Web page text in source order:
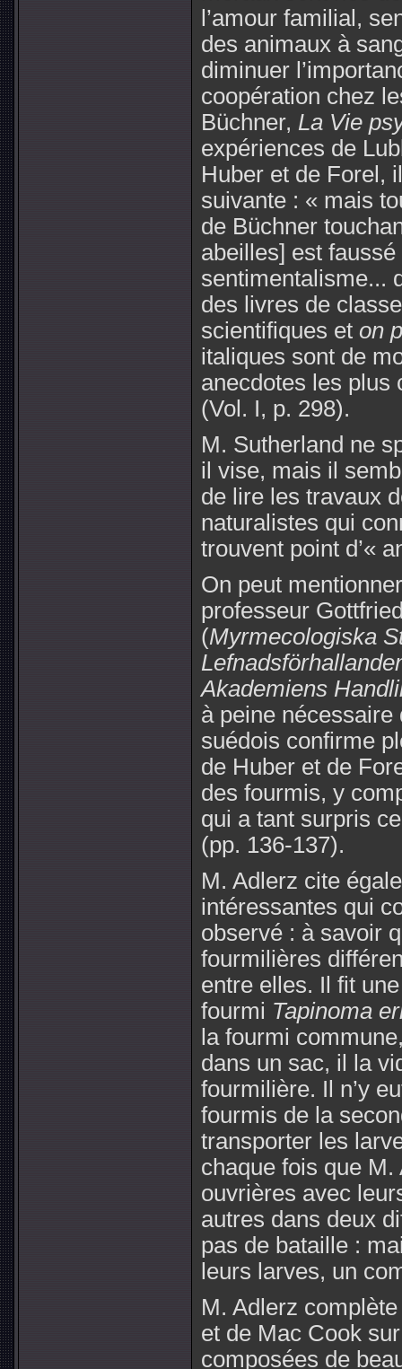
l’amour familial,
des animaux à
diminuer
coopération chez
Büchner, La Vie
expériences de
Huber et de Forel,
suivante : « mais
de Büchner
abeilles] est
sentimentalisme...
des livres de
scientifiques et on
italiques sont de
anecdotes les plus
(Vol. I, p. 298).
M. Sutherland ne
il vise, mais il
de lire les travaux
naturalistes qui
trouvent point d’«
On peut
professeur
(Myrmecologiska
Akademiens
à peine
suédois confirme
de Huber et de
des fourmis, y
qui a tant surpris
(pp. 136-137).
M. Adlerz cite
intéressantes qui
observé : à savoir
fourmilières
entre elles. Il fit
fourmi Tapinoma
la fourmi
dans un sac, il la
fourmilière. Il n’y
fourmis de la
transporter les
chaque fois que
ouvrières avec
autres dans deux
pas de bataille :
leurs larves, un
M. Adlerz
et de Mac Cook
composées de